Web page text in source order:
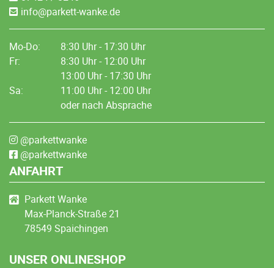
info@parkett-wanke.de
Mo-Do:
8:30 Uhr - 17:30 Uhr
Fr:
8:30 Uhr - 12:00 Uhr
13:00 Uhr - 17:30 Uhr
Sa:
11:00 Uhr - 12:00 Uhr
oder nach Absprache
@parkettwanke
@parkettwanke
ANFAHRT
Parkett Wanke
Max-Planck-Straße 21
78549 Spaichingen
UNSER ONLINESHOP